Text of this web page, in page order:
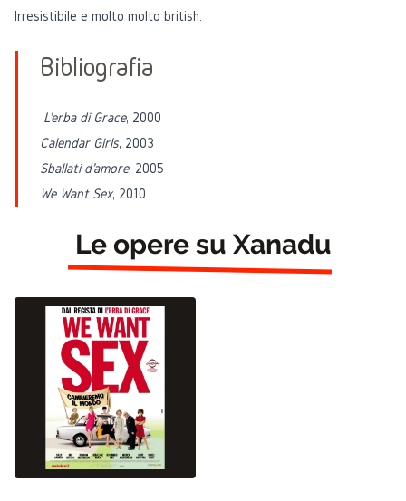
Irresistibile e molto molto british.
Le opere su Xanadu
Bibliografia
L'erba di Grace, 2000
Calendar Girls, 2003
Sballati d'amore, 2005
We Want Sex, 2010